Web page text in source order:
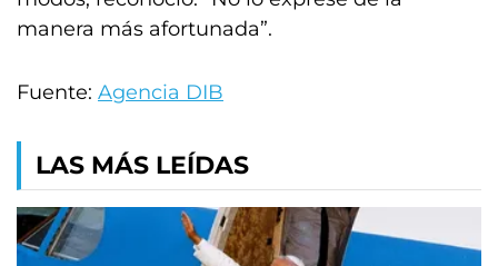
manera más afortunada”.
Fuente: Agencia DIB
LAS MÁS LEÍDAS